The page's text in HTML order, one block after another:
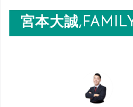
宮本大誠